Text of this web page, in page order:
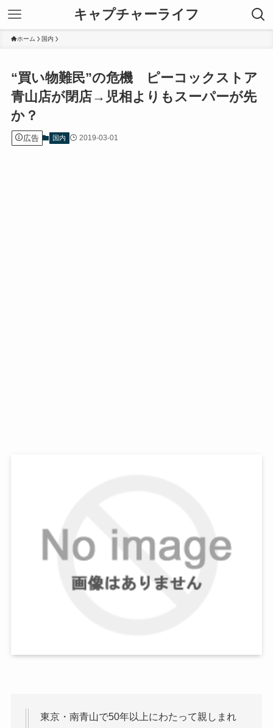
キャプチャーライフ
ホーム 国内
“買い物難民”の危機 ピーコックストア
青山店が閉店→児相よりもスーパーが先
か？
広告 国内 2019-03-01
東京・南青山で50年以上にわたって親しまれ